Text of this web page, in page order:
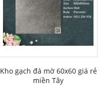
Kho gạch đá mờ 60x60 giá rẻ
miền Tây